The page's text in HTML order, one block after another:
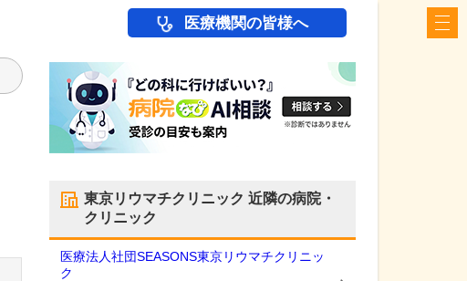
医療機関の皆様へ
東京リウマチクリニック 近隣の病院・
クリニック
医療法人社団SEASONS東京リウマチクリニッ
ク